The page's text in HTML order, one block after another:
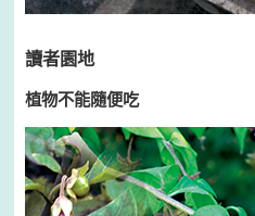
讀者園地
植物不能隨便吃